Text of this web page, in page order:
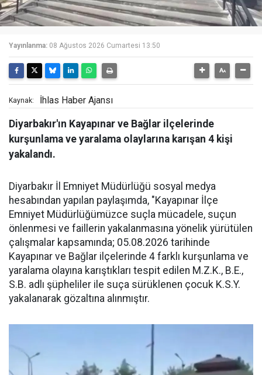
Yayınlanma: 08 Ağustos 2026 Cumartesi 13:50
Kaynak: İhlas Haber Ajansı
Diyarbakır'ın Kayapınar ve Bağlar ilçelerinde
kurşunlama ve yaralama olaylarına karışan 4 kişi
yakalandı.
Diyarbakır İl Emniyet Müdürlüğü sosyal medya
hesabından yapılan paylaşımda, "Kayapınar İlçe
Emniyet Müdürlüğümüzce suçla mücadele, suçun
önlenmesi ve faillerin yakalanmasına yönelik yürütülen
çalışmalar kapsamında; 05.08.2026 tarihinde
Kayapınar ve Bağlar ilçelerinde 4 farklı kurşunlama ve
yaralama olayına karıştıkları tespit edilen M.Z.K., B.E.,
S.B. adlı şüpheliler ile suça sürüklenen çocuk K.S.Y.
yakalanarak gözaltına alınmıştır.